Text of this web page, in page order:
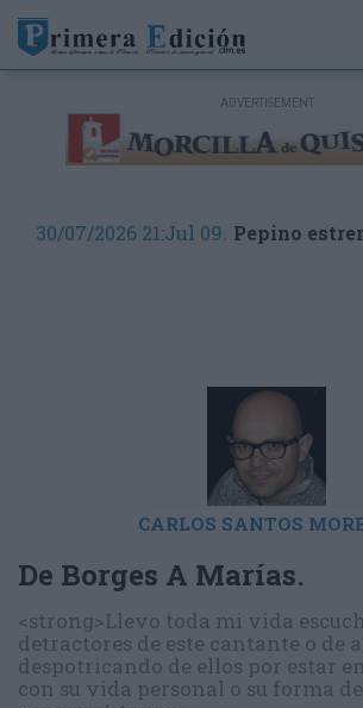
30/07/2026 21:Jul 09.
CARLOS SANTOS
De Borges A Marías.
<strong>Llevo toda mi vida
detractores de este cantante o de
despotricando de ellos por estar
con su vida personal o su forma